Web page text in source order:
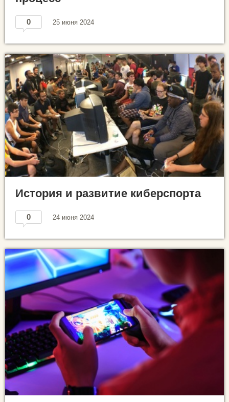
0 25 июня 2024
История и развитие киберспорта
0 24 июня 2024